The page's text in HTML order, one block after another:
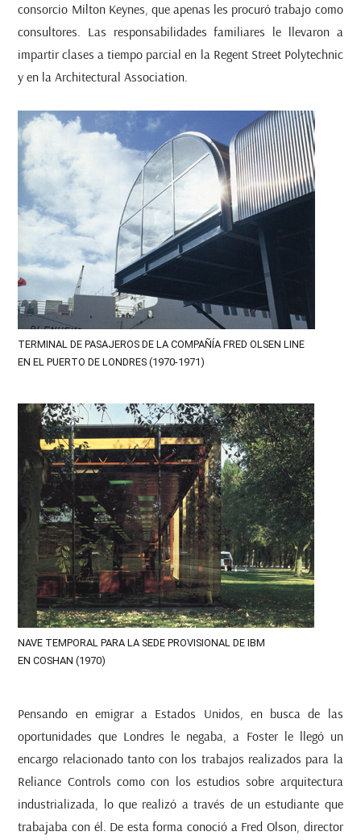
consorcio Milton Keynes, que apenas les procuró trabajo como
consultores. Las responsabilidades familiares le llevaron a
impartir clases a tiempo parcial en la Regent Street Polytechnic
y en la Architectural Association.
TERMINAL DE PASAJEROS DE LA COMPAÑÍA FRED OLSEN LINE
EN EL PUERTO DE LONDRES (1970-1971)
NAVE TEMPORAL PARA LA SEDE PROVISIONAL DE IBM
EN COSHAN (1970)
Pensando en emigrar a Estados Unidos, en busca de las
oportunidades que Londres le negaba, a Foster le llegó un
encargo relacionado tanto con los trabajos realizados para la
Reliance Controls como con los estudios sobre arquitectura
industrializada, lo que realizó a través de un estudiante que
trabajaba con él. De esta forma conoció a Fred Olson, director